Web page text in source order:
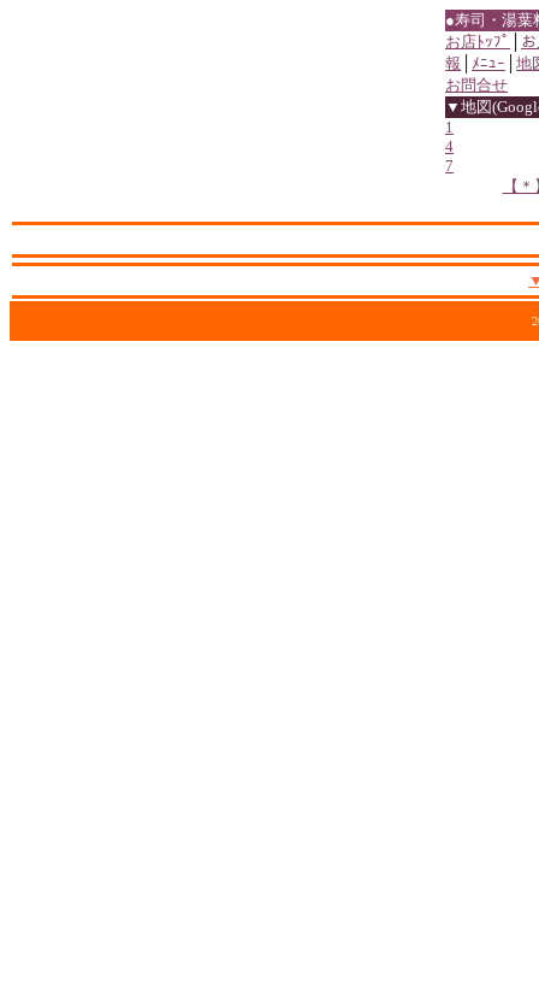
●寿司・湯
お店ﾄｯﾌﾟ
報
ﾒﾆｭｰ
地
お問合せ
▼地図
1
4
7
【